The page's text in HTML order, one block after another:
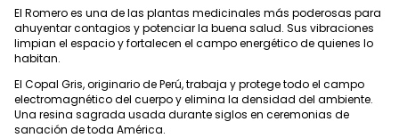
El Romero es una de las plantas medicinales más poderosas para
ahuyentar contagios y potenciar la buena salud. Sus vibraciones
limpian el espacio y fortalecen el campo energético de quienes lo
habitan.
El Copal Gris, originario de Perú, trabaja y protege todo el campo
electromagnético del cuerpo y elimina la densidad del ambiente.
Una resina sagrada usada durante siglos en ceremonias de
sanación de toda América.